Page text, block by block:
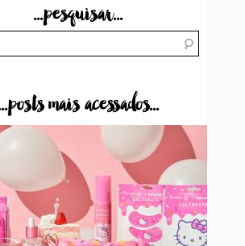
...pesquisar...
mais acessados...